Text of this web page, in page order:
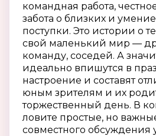
командная работа,
забота о близких и умение
поступки. Это истории о
свой маленький мир —
команду, соседей. А
идеально впишутся в
настроение и составят
юным зрителям и их
торжественный день. В
ловите простые, но
совместного обсуждения